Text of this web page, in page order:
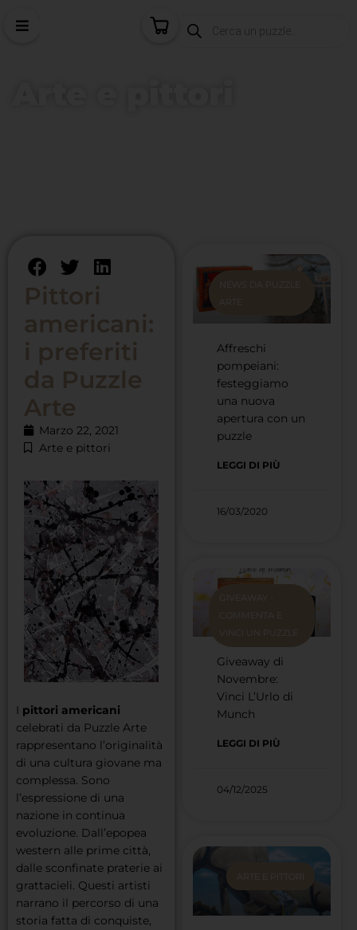
Pittori
americani:
i preferiti
da Puzzle
Arte
Marzo 22, 2021
Arte e pittori
I pittori americani
celebrati da Puzzle Arte
rappresentano l’originalità
di una cultura giovane ma
complessa. Sono
l’espressione di una
nazione in continua
evoluzione. Dall’epopea
western alle prime città,
dalle sconfinate praterie ai
grattacieli. Questi artisti
narrano il percorso di una
storia fatta di conquiste,
NEWS DA PUZZLE
ARTE
Affreschi
pompeiani:
festeggiamo
una nuova
apertura con un
puzzle
LEGGI DI PIÙ
16/03/2020
GIVEAWAY -
COMMENTA E
Giveaway di
Novembre:
Vinci L’Urlo di
Munch
LEGGI DI PIÙ
04/12/2025
ARTE E PITTORI